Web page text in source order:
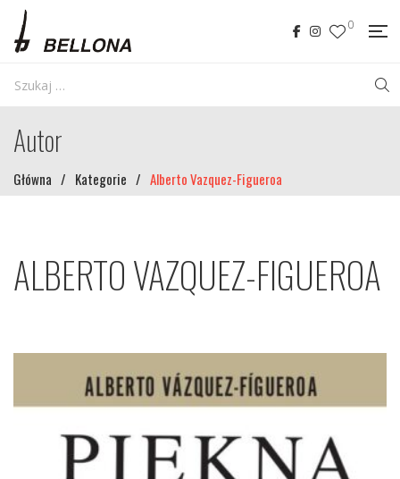
0
Autor
Główna / Kategorie / Alberto Vazquez-Figueroa
ALBERTO VAZQUEZ-FIGUEROA